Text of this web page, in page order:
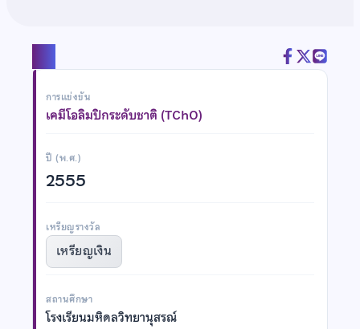
การแข่งขัน
เคมีโอลิมปิกระดับชาติ (TChO)
ปี (พ.ศ.)
2555
เหรียญรางวัล
เหรียญเงิน
สถานศึกษา
โรงเรียนมหิดลวิทยานุสรณ์